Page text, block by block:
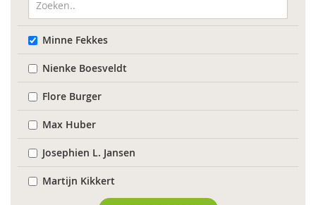
Minne Fekkes
Nienke Boesveldt
Flore Burger
Max Huber
Josephien L. Jansen
Martijn Kikkert